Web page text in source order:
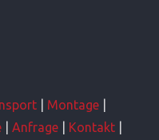
Montage
Anfrage Kontakt